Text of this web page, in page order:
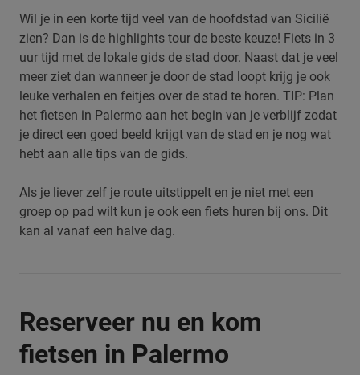
Wil je in een korte tijd veel van de hoofdstad van Sicilië
zien? Dan is de highlights tour de beste keuze! Fiets in 3
uur tijd met de lokale gids de stad door. Naast dat je veel
meer ziet dan wanneer je door de stad loopt krijg je ook
leuke verhalen en feitjes over de stad te horen. TIP: Plan
het fietsen in Palermo aan het begin van je verblijf zodat
je direct een goed beeld krijgt van de stad en je nog wat
hebt aan alle tips van de gids.
Als je liever zelf je route uitstippelt en je niet met een
groep op pad wilt kun je ook een fiets huren bij ons. Dit
kan al vanaf een halve dag.
Reserveer nu en kom
fietsen in Palermo